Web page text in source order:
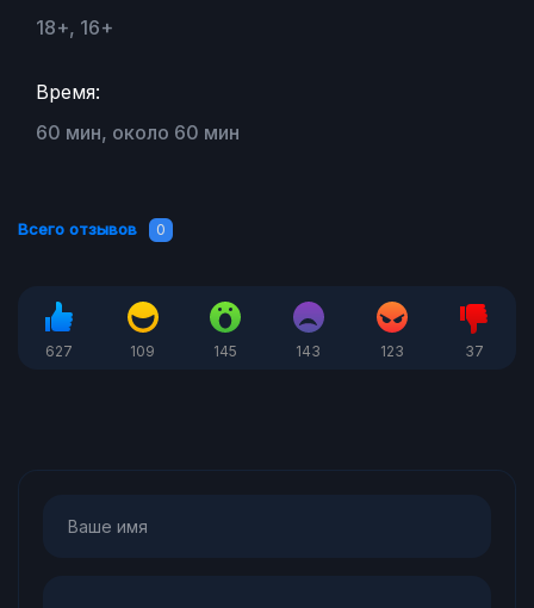
18+, 16+
Время:
60 мин, около 60 мин
Всего отзывов 0
627 109 145 143 123 37